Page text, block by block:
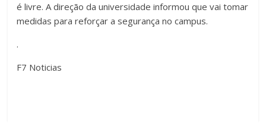
é livre. A direção da universidade informou que vai tomar
medidas para reforçar a segurança no campus.
.
F7 Noticias